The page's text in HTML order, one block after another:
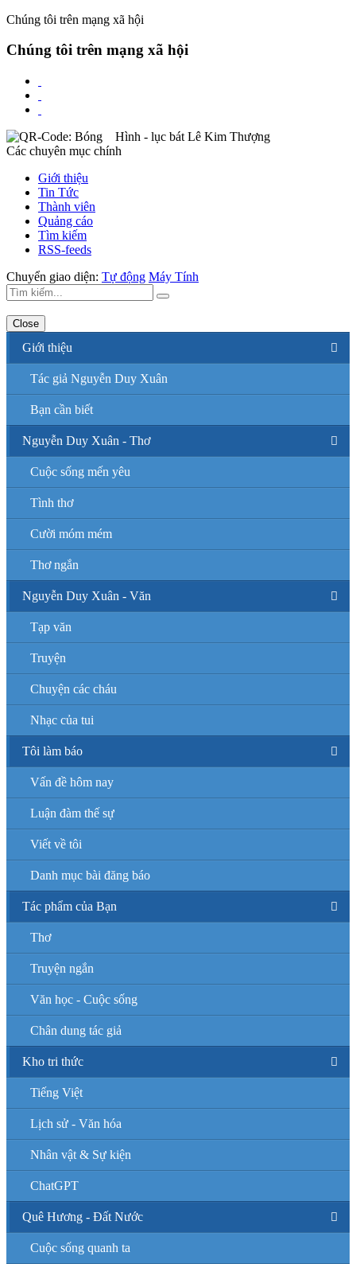
Chúng tôi trên mạng xã hội
Chúng tôi trên mạng xã hội
Các chuyên mục chính
Giới thiệu
Tin Tức
Thành viên
Quảng cáo
Tìm kiếm
RSS-feeds
Chuyển giao diện: Tự động Máy Tính
Close
Giới thiệu
Tác giả Nguyễn Duy Xuân
Bạn cần biết
Nguyễn Duy Xuân - Thơ
Cuộc sống mến yêu
Tình thơ
Cười móm mém
Thơ ngắn
Nguyễn Duy Xuân - Văn
Tạp văn
Truyện
Chuyện các cháu
Nhạc của tui
Tôi làm báo
Vấn đề hôm nay
Luận đàm thế sự
Viết về tôi
Danh mục bài đăng báo
Tác phẩm của Bạn
Thơ
Truyện ngắn
Văn học - Cuộc sống
Chân dung tác giả
Kho tri thức
Tiếng Việt
Lịch sử - Văn hóa
Nhân vật & Sự kiện
ChatGPT
Quê Hương - Đất Nước
Cuộc sống quanh ta